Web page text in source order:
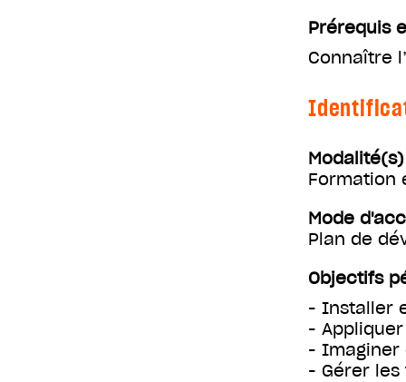
Prérequis
Connaître
Formation
Mode
Plan de
Objectifs
- Installer
-
- Imaginer
- Gérer